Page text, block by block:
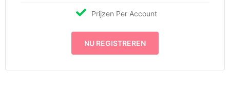
Prijzen Per Account
NU REGISTREREN